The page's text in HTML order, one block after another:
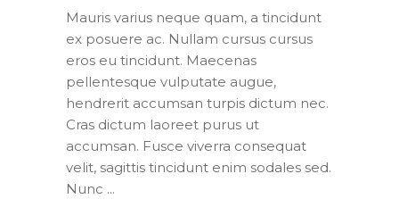
Mauris varius neque quam, a tincidunt
ex posuere ac. Nullam cursus cursus
eros eu tincidunt. Maecenas
pellentesque vulputate augue,
hendrerit accumsan turpis dictum nec.
Cras dictum laoreet purus ut
accumsan. Fusce viverra consequat
velit, sagittis tincidunt enim sodales sed.
Nunc